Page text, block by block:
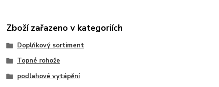
Zboží zařazeno v kategoriích
Doplňkový sortiment
Topné rohože
podlahové vytápění